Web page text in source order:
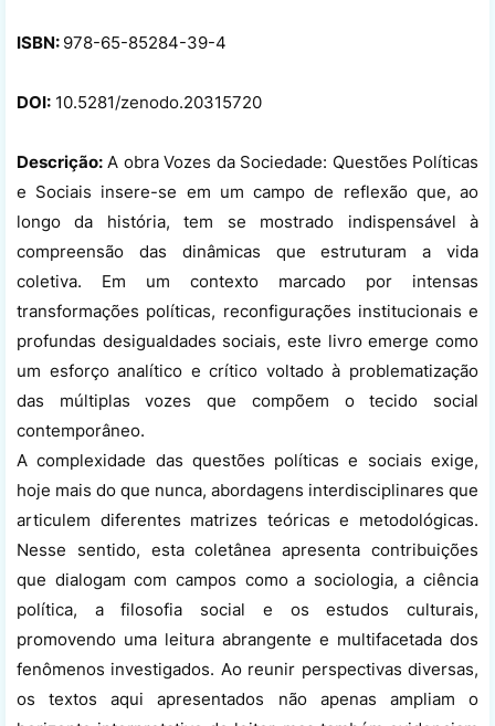
ISBN: 978-65-85284-39-4
DOI: 10.5281/zenodo.20315720
Descrição: A obra Vozes da Sociedade: Questões Políticas
e Sociais insere-se em um campo de reflexão que, ao
longo da história, tem se mostrado indispensável à
compreensão das dinâmicas que estruturam a vida
coletiva. Em um contexto marcado por intensas
transformações políticas, reconfigurações institucionais e
profundas desigualdades sociais, este livro emerge como
um esforço analítico e crítico voltado à problematização
das múltiplas vozes que compõem o tecido social
contemporâneo.
A complexidade das questões políticas e sociais exige,
hoje mais do que nunca, abordagens interdisciplinares que
articulem diferentes matrizes teóricas e metodológicas.
Nesse sentido, esta coletânea apresenta contribuições
que dialogam com campos como a sociologia, a ciência
política, a filosofia social e os estudos culturais,
promovendo uma leitura abrangente e multifacetada dos
fenômenos investigados. Ao reunir perspectivas diversas,
os textos aqui apresentados não apenas ampliam o